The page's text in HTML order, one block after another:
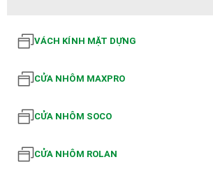
VÁCH KÍNH MẶT DỰNG
CỬA NHÔM MAXPRO
CỬA NHÔM SOCO
CỬA NHÔM ROLAN